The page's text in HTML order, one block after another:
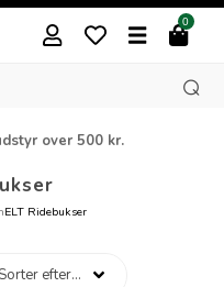
0
over 500 kr.
ELT Ridebukser